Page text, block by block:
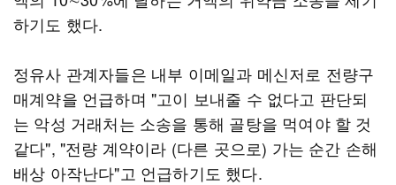
하기도 했다.
정유사 관계자들은 내부 이메일과 메신저로 전량구
매계약을 언급하며 "고이 보내줄 수 없다고 판단되
는 악성 거래처는 소송을 통해 골탕을 먹여야 할 것
같다", "전량 계약이라 (다른 곳으로) 가는 순간 손해
배상 아작난다"고 언급하기도 했다.